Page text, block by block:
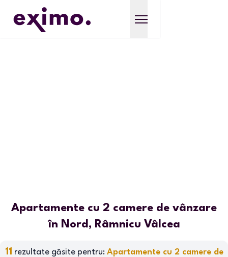
Apartamente cu 2 camere de vânzare
în Nord, Râmnicu Vâlcea
11 rezultate găsite pentru: Apartamente cu 2 camere de